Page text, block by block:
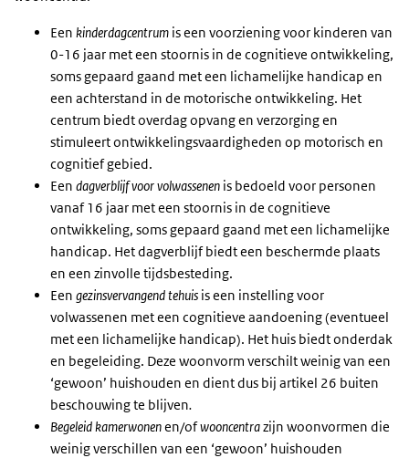
Een kinderdagcentrum is een voorziening voor kinderen van
0-16 jaar met een stoornis in de cognitieve ontwikkeling,
soms gepaard gaand met een lichamelijke handicap en
een achterstand in de motorische ontwikkeling. Het
centrum biedt overdag opvang en verzorging en
stimuleert ontwikkelingsvaardigheden op motorisch en
cognitief gebied.
Een dagverblijf voor volwassenen is bedoeld voor personen
vanaf 16 jaar met een stoornis in de cognitieve
ontwikkeling, soms gepaard gaand met een lichamelijke
handicap. Het dagverblijf biedt een beschermde plaats
en een zinvolle tijdsbesteding.
Een gezinsvervangend tehuis is een instelling voor
volwassenen met een cognitieve aandoening (eventueel
met een lichamelijke handicap). Het huis biedt onderdak
en begeleiding. Deze woonvorm verschilt weinig van een
‘gewoon’ huishouden en dient dus bij artikel 26 buiten
beschouwing te blijven.
Begeleid kamerwonenen/ofwooncentrazijn woonvormen die
weinig verschillen van een ‘gewoon’ huishouden